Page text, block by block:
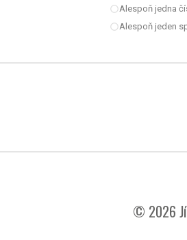
radio_button_uncheckedAlespoň jedna
radio_button_uncheckedAlespoň jeden
© 2026